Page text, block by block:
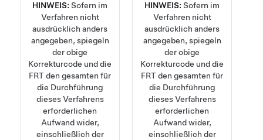
HINWEIS:Sofern im
Verfahren nicht
ausdrücklich anders
angegeben, spiegeln
der obige
Korrekturcode und die
FRT den gesamten für
die Durchführung
dieses Verfahrens
erforderlichen
Aufwand wider,
einschließlich der
HINWEIS:Sofern im
Verfahren nicht
ausdrücklich anders
angegeben, spiegeln
der obige
Korrekturcode und die
FRT den gesamten für
die Durchführung
dieses Verfahrens
erforderlichen
Aufwand wider,
einschließlich der